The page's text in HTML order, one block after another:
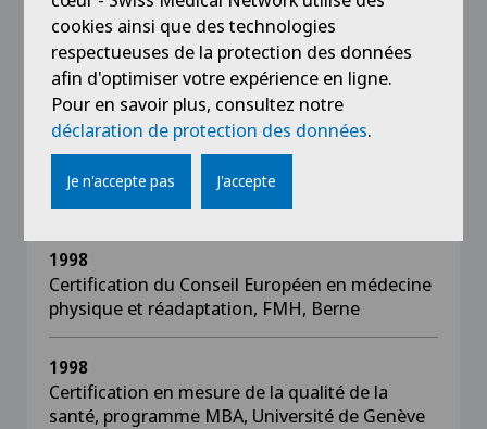
2004
Titre de Private Docent (PD) en rhumathologie
et PMR, Zurich
1999
Titre de Private Docent (PD) en médecine
1998
Certification du Conseil Européen en médecine
physique et réadaptation, FMH, Berne
1998
Certification en mesure de la qualité de la
santé, programme MBA, Université de Genève
cookies ainsi que des technologies
respectueuses de la protection des données
afin d'optimiser votre expérience en ligne.
Pour en savoir plus, consultez notre
déclaration de protection des données.
Je n'accepte pas J'accepte